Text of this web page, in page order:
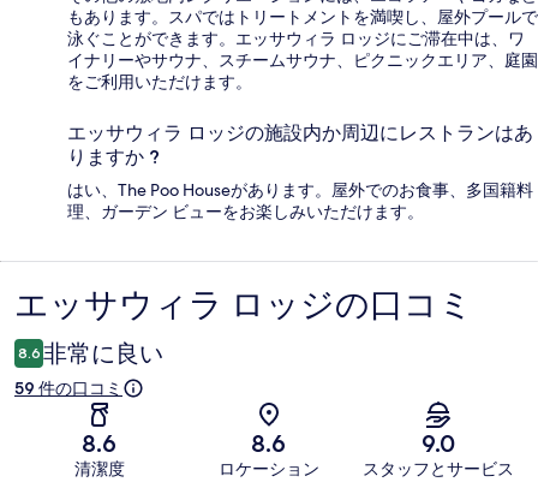
もあります。スパではトリートメントを満喫し、屋外プールで
泳ぐことができます。エッサウィラ ロッジにご滞在中は、ワ
イナリーやサウナ、スチームサウナ、ピクニックエリア、庭園
をご利用いただけます。
エッサウィラ ロッジの施設内か周辺にレストランはあ
りますか ?
はい、The Poo Houseがあります。屋外でのお食事、多国籍料
理、ガーデン ビューをお楽しみいただけます。
口
コ
ミ
エッサウィラ ロッジの口コミ
8.6 非常に良い
59 件の口コミ
8.6
清潔度
8.6
ロケーション
9.0
スタッフとサービス